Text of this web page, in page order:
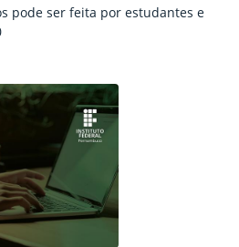
pode ser feita por estudantes e